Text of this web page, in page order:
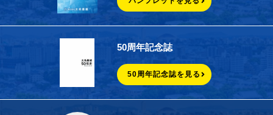
50周年記念誌
50周年記念誌を見る